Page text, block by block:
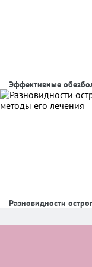
Эффективные
Разновидности